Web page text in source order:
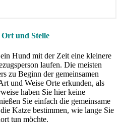
und Stelle
Hund mit der Zeit eine kleinere
laufen. Die meisten
zu Beginn der gemeinsamen
und Weise Orte erkunden, als
haben Sie hier keine
Sie einfach die gemeinsame
Katze bestimmen, wie lange Sie
tun möchte.